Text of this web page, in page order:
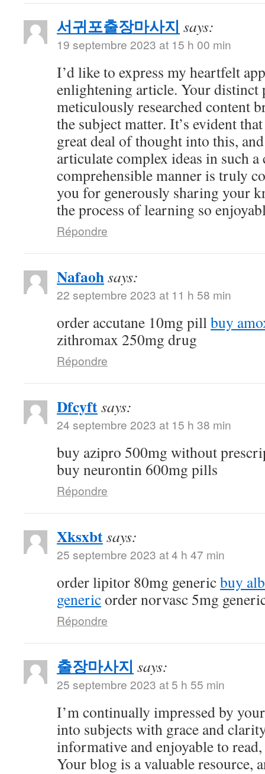
서귀포출장마사지 says:
19 septembre 2023 at 15 h 00 min
I’d like to express my heartfelt
enlightening article. Your distinct
meticulously researched content
the subject matter. It’s evident
great deal of thought into this,
articulate complex ideas in such a
comprehensible manner is truly
you for generously sharing your
the process of learning so
Répondre
Nafaohsays:
22 septembre 2023 at 11 h 58 min
order accutane 10mg pillbuy
zithromax 250mg drug
Répondre
Dfcyftsays:
24 septembre 2023 at 15 h 38 min
buy azipro 500mg without
buy neurontin 600mg pills
Répondre
Xksxbtsays:
25 septembre 2023 at 4 h 47 min
order lipitor 80mg genericbuy
genericorder norvasc 5mg
Répondre
출장마사지 says:
25 septembre 2023 at 5 h 55 min
I’m continually impressed by
into subjects with grace and
informative and enjoyable to
Your blog is a valuable resource,